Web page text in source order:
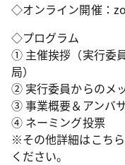
◇オンライン開催：
◇プログラム
① 主催挨拶（実行委
局）
② 実行委員からのメ
③ 事業概要＆アンバ
④ ネーミング投票
※その他詳細はこち
ください。